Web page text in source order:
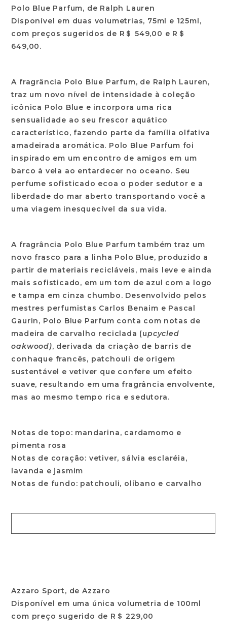
Polo Blue Parfum, de Ralph Lauren
Disponível em duas volumetrias, 75ml e 125ml,
com preços sugeridos de R＄ 549,00 e R＄
649,00.
A fragrância Polo Blue Parfum, de Ralph Lauren,
traz um novo nível de intensidade à coleção
icônica Polo Blue e incorpora uma rica
sensualidade ao seu frescor aquático
característico, fazendo parte da família olfativa
amadeirada aromática. Polo Blue Parfum foi
inspirado em um encontro de amigos em um
barco à vela ao entardecer no oceano. Seu
perfume sofisticado ecoa o poder sedutor e a
liberdade do mar aberto transportando você a
uma viagem inesquecível da sua vida.
A fragrância Polo Blue Parfum também traz um
novo frasco para a linha Polo Blue, produzido a
partir de materiais recicláveis, mais leve e ainda
mais sofisticado, em um tom de azul com a logo
e tampa em cinza chumbo. Desenvolvido pelos
mestres perfumistas Carlos Benaim e Pascal
Gaurin, Polo Blue Parfum conta com notas de
madeira de carvalho reciclada (upcycled
oakwood), derivada da criação de barris de
conhaque francês, patchouli de origem
sustentável e vetiver que confere um efeito
suave, resultando em uma fragrância envolvente,
mas ao mesmo tempo rica e sedutora.
Notas de topo: mandarina, cardamomo e
pimenta rosa
Notas de coração: vetiver, sálvia esclaréia,
lavanda e jasmim
Notas de fundo: patchouli, olíbano e carvalho
Azzaro Sport, de Azzaro
Disponível em uma única volumetria de 100ml
com preço sugerido de R＄ 229,00